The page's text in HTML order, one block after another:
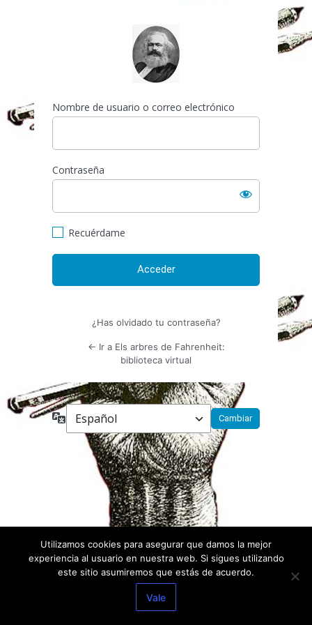
http://espai-marx.net/
Nombre de usuario o correo electrónico
Contraseña
Recuérdame
¿Has olvidado tu contraseña?
← Ir a Els arbres de Fahrenheit:
biblioteca virtual
Idioma
Utilizamos cookies para asegurar que damos la mejor
experiencia al usuario en nuestra web. Si sigues utilizando
este sitio asumiremos que estás de acuerdo.
Vale